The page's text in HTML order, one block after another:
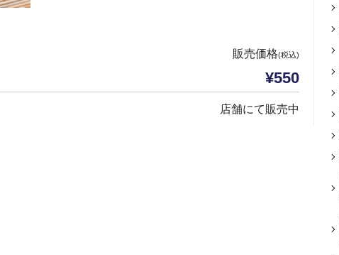
販売価格(税込)
¥550
店舗にて販売中